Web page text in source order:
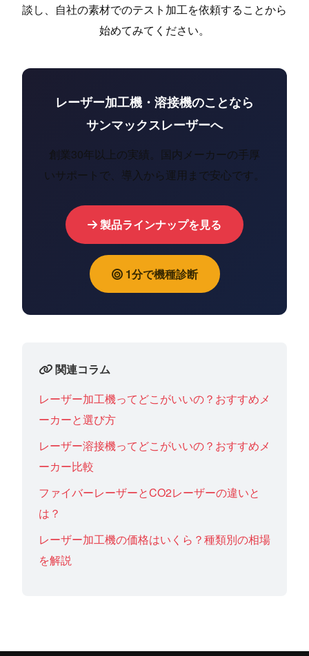
談し、自社の素材でのテスト加工を依頼することから
始めてみてください。
レーザー加工機・溶接機のことなら
サンマックスレーザーへ
創業30年以上の実績。国内メーカーの手厚
いサポートで、導入から運用まで安心です。
製品ラインナップを見る
1分で機種診断
関連コラム
レーザー加工機ってどこがいいの？おすすめメ
ーカーと選び方
レーザー溶接機ってどこがいいの？おすすめメ
ーカー比較
ファイバーレーザーとCO2レーザーの違いと
は？
レーザー加工機の価格はいくら？種類別の相場
を解説